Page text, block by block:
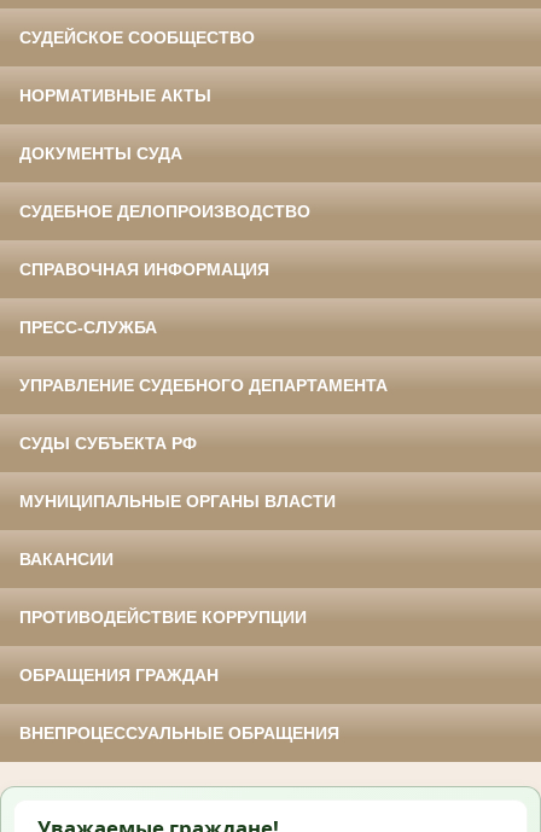
СУДЕЙСКОЕ СООБЩЕСТВО
НОРМАТИВНЫЕ АКТЫ
ДОКУМЕНТЫ СУДА
СУДЕБНОЕ ДЕЛОПРОИЗВОДСТВО
СПРАВОЧНАЯ ИНФОРМАЦИЯ
ПРЕСС-СЛУЖБА
УПРАВЛЕНИЕ СУДЕБНОГО ДЕПАРТАМЕНТА
СУДЫ СУБЪЕКТА РФ
МУНИЦИПАЛЬНЫЕ ОРГАНЫ ВЛАСТИ
ВАКАНСИИ
ПРОТИВОДЕЙСТВИЕ КОРРУПЦИИ
ОБРАЩЕНИЯ ГРАЖДАН
ВНЕПРОЦЕССУАЛЬНЫЕ ОБРАЩЕНИЯ